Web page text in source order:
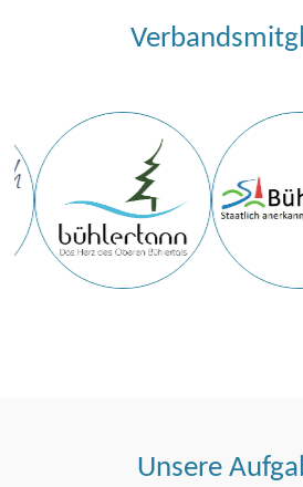
Unsere